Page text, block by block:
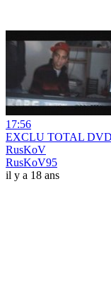
17:56
EXCLU TOTAL
RusKoV
RusKoV95
il y a 18 ans